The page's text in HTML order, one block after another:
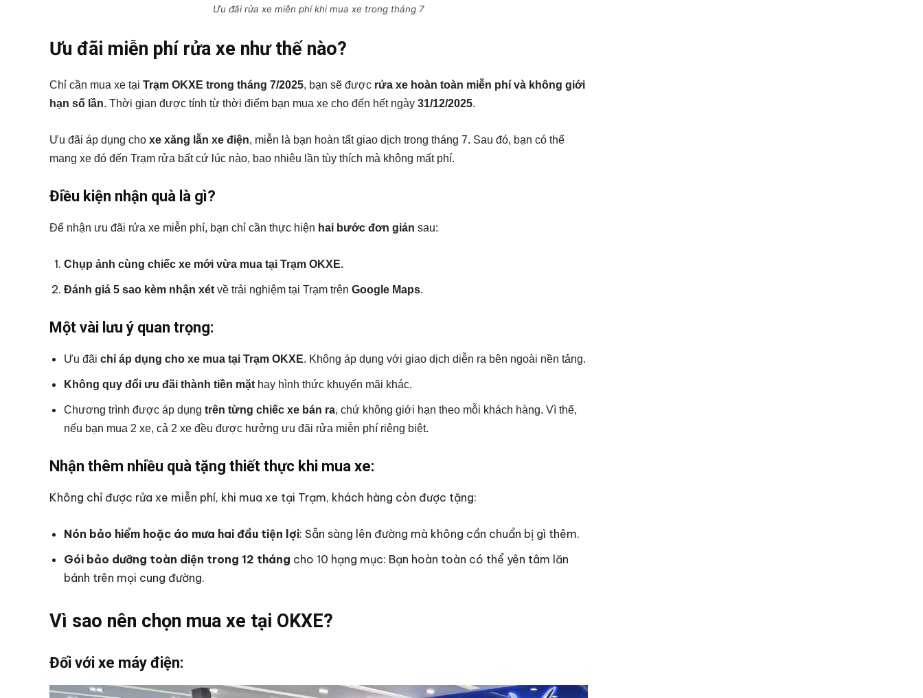
Ưu đãi rửa xe miễn phí khi mua xe trong tháng 7
Ưu đãi miễn phí rửa xe như thế nào?
Chỉ cần mua xe tại Trạm OKXE trong tháng 7/2025, bạn sẽ được rửa xe hoàn toàn miễn phí và không giới
hạn số lần. Thời gian được tính từ thời điểm bạn mua xe cho đến hết ngày 31/12/2025.
Ưu đãi áp dụng cho xe xăng lẫn xe điện, miễn là bạn hoàn tất giao dịch trong tháng 7. Sau đó, bạn có thể
mang xe đó đến Trạm rửa bất cứ lúc nào, bao nhiêu lần tùy thích mà không mất phí.
Điều kiện nhận quà là gì?
Để nhận ưu đãi rửa xe miễn phí, bạn chỉ cần thực hiện hai bước đơn giản sau:
Chụp ảnh cùng chiếc xe mới vừa mua tại Trạm OKXE.
Đánh giá 5 sao kèm nhận xét về trải nghiệm tại Trạm trên Google Maps.
Một vài lưu ý quan trọng:
Ưu đãi chỉ áp dụng cho xe mua tại Trạm OKXE. Không áp dụng với giao dịch diễn ra bên ngoài nền tảng.
Không quy đổi ưu đãi thành tiền mặt hay hình thức khuyến mãi khác.
Chương trình được áp dụng trên từng chiếc xe bán ra, chứ không giới hạn theo mỗi khách hàng. Vì thế,
nếu bạn mua 2 xe, cả 2 xe đều được hưởng ưu đãi rửa miễn phí riêng biệt.
Nhận thêm nhiều quà tặng thiết thực khi mua xe:
Không chỉ được rửa xe miễn phí, khi mua xe tại Trạm, khách hàng còn được tặng:
Nón bảo hiểm hoặc áo mưa hai đầu tiện lợi: Sẵn sàng lên đường mà không cần chuẩn bị gì thêm.
Gói bảo dưỡng toàn diện trong 12 tháng cho 10 hạng mục: Bạn hoàn toàn có thể yên tâm lăn
bánh trên mọi cung đường.
Vì sao nên chọn mua xe tại OKXE?
Đối với xe máy điện: